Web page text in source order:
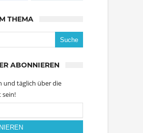
THEMA
ABONNIEREN
und täglich über die
sein!